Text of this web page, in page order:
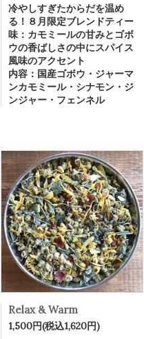
冷やしすぎたからだを温め
る！８月限定ブレンドティー
味：カモミールの甘みとゴボ
ウの香ばしさの中にスパイス
風味のアクセント
内容：国産ゴボウ・ジャーマ
ンカモミール・シナモン・ジ
ンジャー・フェンネル
Relax & Warm
1,500円(税込1,620円)